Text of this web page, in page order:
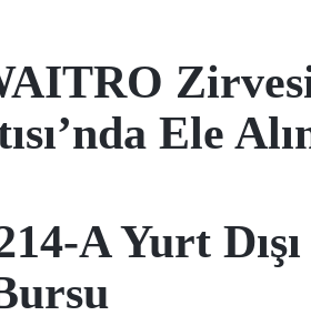
Ele
A Yurt Dışı